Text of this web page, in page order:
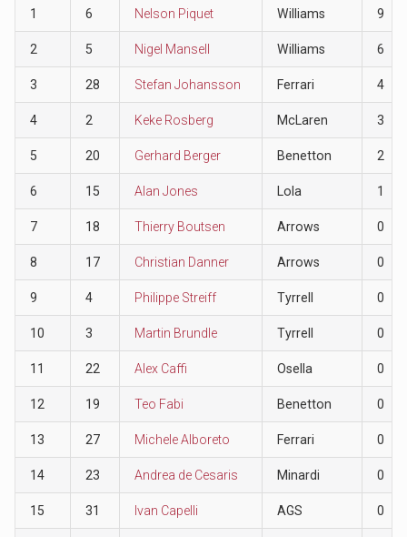
1 6 Nelson Piquet Williams 9
2 5 Nigel Mansell Williams 6
3 28 Stefan Johansson Ferrari 4
4 2 Keke Rosberg McLaren 3
5 20 Gerhard Berger Benetton 2
6 15 Alan Jones Lola 1
7 18 Thierry Boutsen Arrows 0
8 17 Christian Danner Arrows 0
9 4 Philippe Streiff Tyrrell 0
10 3 Martin Brundle Tyrrell 0
11 22 Alex Caffi Osella 0
12 19 Teo Fabi Benetton 0
13 27 Michele Alboreto Ferrari 0
14 23 Andrea de Cesaris Minardi 0
15 31 Ivan Capelli AGS 0